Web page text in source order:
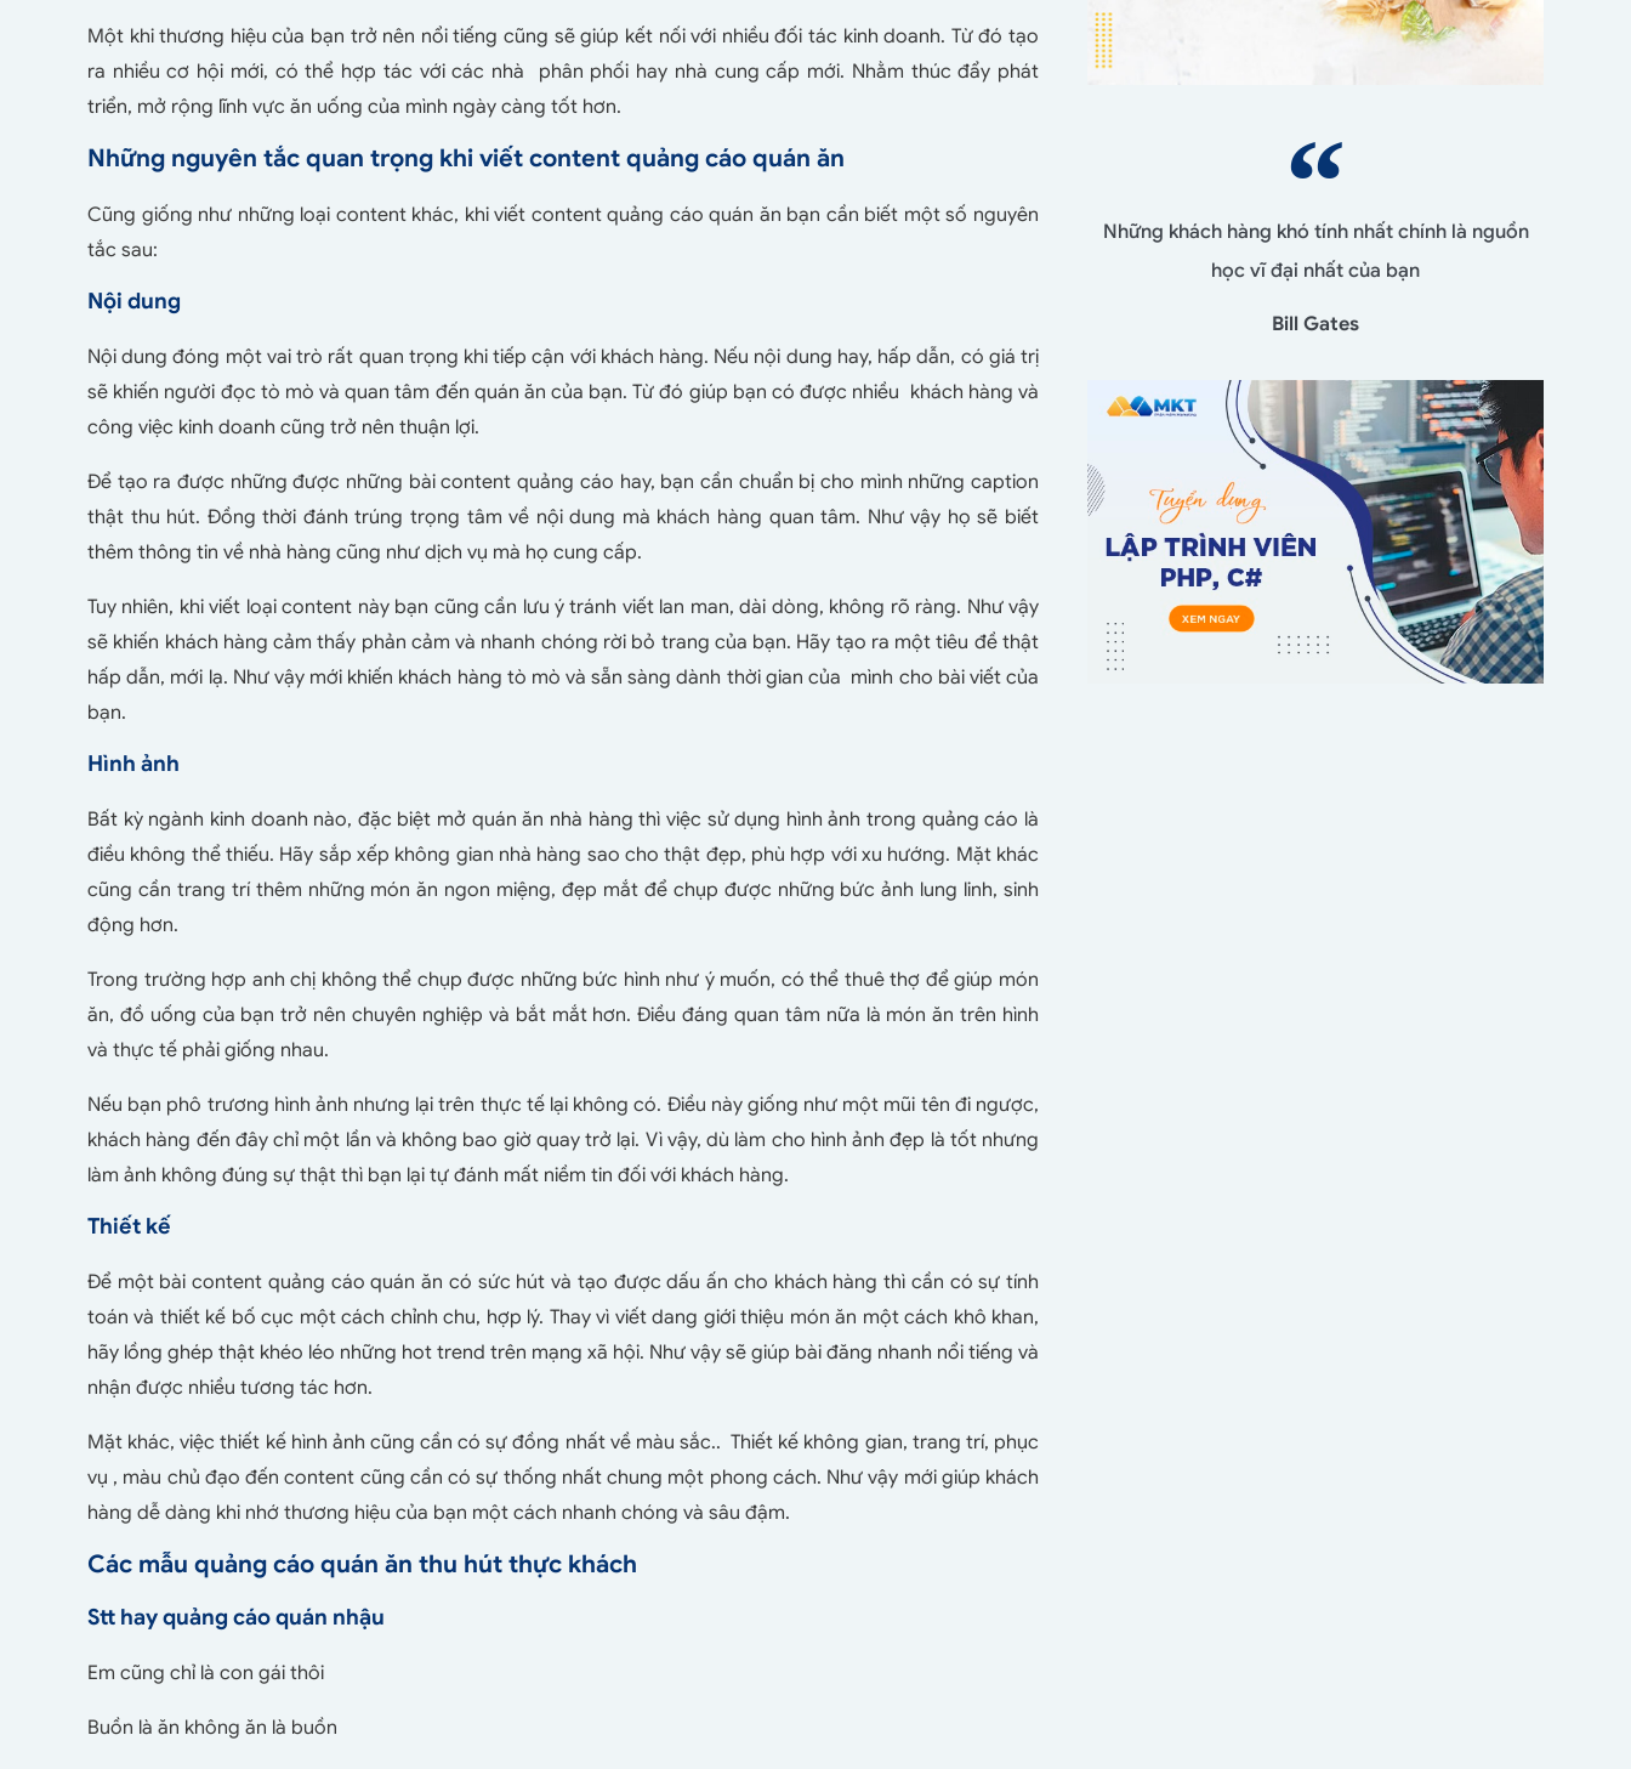
Một khi thương hiệu của bạn trở nên nổi tiếng cũng sẽ giúp kết nối với nhiều đối tác kinh doanh. Từ đó tạo
ra nhiều cơ hội mới, có thể hợp tác với các nhà phân phối hay nhà cung cấp mới. Nhằm thúc đẩy phát
triển, mở rộng lĩnh vực ăn uống của mình ngày càng tốt hơn.
Những nguyên tắc quan trọng khi viết content quảng cáo quán ăn
Cũng giống như những loại content khác, khi viết content quảng cáo quán ăn bạn cần biết một số nguyên
tắc sau:
Nội dung
Nội dung đóng một vai trò rất quan trọng khi tiếp cận với khách hàng. Nếu nội dung hay, hấp dẫn, có giá trị
sẽ khiến người đọc tò mò và quan tâm đến quán ăn của bạn. Từ đó giúp bạn có được nhiều khách hàng và
công việc kinh doanh cũng trở nên thuận lợi.
Để tạo ra được những được những bài content quảng cáo hay, bạn cần chuẩn bị cho mình những caption
thật thu hút. Đồng thời đánh trúng trọng tâm về nội dung mà khách hàng quan tâm. Như vậy họ sẽ biết
thêm thông tin về nhà hàng cũng như dịch vụ mà họ cung cấp.
Tuy nhiên, khi viết loại content này bạn cũng cần lưu ý tránh viết lan man, dài dòng, không rõ ràng. Như vậy
sẽ khiến khách hàng cảm thấy phản cảm và nhanh chóng rời bỏ trang của bạn. Hãy tạo ra một tiêu đề thật
hấp dẫn, mới lạ. Như vậy mới khiến khách hàng tò mò và sẵn sàng dành thời gian của mình cho bài viết của
bạn.
Hình ảnh
Bất kỳ ngành kinh doanh nào, đặc biệt mở quán ăn nhà hàng thì việc sử dụng hình ảnh trong quảng cáo là
điều không thể thiếu. Hãy sắp xếp không gian nhà hàng sao cho thật đẹp, phù hợp với xu hướng. Mặt khác
cũng cần trang trí thêm những món ăn ngon miệng, đẹp mắt để chụp được những bức ảnh lung linh, sinh
động hơn.
Trong trường hợp anh chị không thể chụp được những bức hình như ý muốn, có thể thuê thợ để giúp món
ăn, đồ uống của bạn trở nên chuyên nghiệp và bắt mắt hơn. Điều đáng quan tâm nữa là món ăn trên hình
và thực tế phải giống nhau.
Nếu bạn phô trương hình ảnh nhưng lại trên thực tế lại không có. Điều này giống như một mũi tên đi ngược,
khách hàng đến đây chỉ một lần và không bao giờ quay trở lại. Vì vậy, dù làm cho hình ảnh đẹp là tốt nhưng
làm ảnh không đúng sự thật thì bạn lại tự đánh mất niềm tin đối với khách hàng.
Thiết kế
Để một bài content quảng cáo quán ăn có sức hút và tạo được dấu ấn cho khách hàng thì cần có sự tính
toán và thiết kế bố cục một cách chỉnh chu, hợp lý. Thay vì viết dang giới thiệu món ăn một cách khô khan,
hãy lồng ghép thật khéo léo những hot trend trên mạng xã hội. Như vậy sẽ giúp bài đăng nhanh nổi tiếng và
nhận được nhiều tương tác hơn.
Mặt khác, việc thiết kế hình ảnh cũng cần có sự đồng nhất về màu sắc.. Thiết kế không gian, trang trí, phục
vụ , màu chủ đạo đến content cũng cần có sự thống nhất chung một phong cách. Như vậy mới giúp khách
hàng dễ dàng khi nhớ thương hiệu của bạn một cách nhanh chóng và sâu đậm.
Các mẫu quảng cáo quán ăn thu hút thực khách
Stt hay quảng cáo quán nhậu
Em cũng chỉ là con gái thôi
Buồn là ăn không ăn là buồn
Những khách hàng khó tính nhất chính là nguồn
học vĩ đại nhất của bạn
Bill Gates